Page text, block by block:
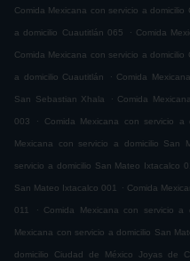
Comida Mexicana con servicio a domicilio
a domicilio Cuautitlán 065 . Comida
Comida Mexicana con servicio a domicilio
a domicilio Cuautitlán . Comida
San Sebastian Xhala . Comida
003 . Comida Mexicana con servicio
Mexicana con servicio a domicilio San
servicio a domicilio San Mateo Ixtacalco
San Mateo Ixtacalco 001 . Comida
011 . Comida Mexicana con servicio
Mexicana con servicio a domicilio San
domicilio Ciudad de México Joyas de